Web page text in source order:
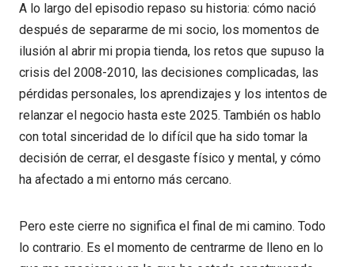
A lo largo del episodio repaso su historia: cómo nació
después de separarme de mi socio, los momentos de
ilusión al abrir mi propia tienda, los retos que supuso la
crisis del 2008-2010, las decisiones complicadas, las
pérdidas personales, los aprendizajes y los intentos de
relanzar el negocio hasta este 2025. También os hablo
con total sinceridad de lo difícil que ha sido tomar la
decisión de cerrar, el desgaste físico y mental, y cómo
ha afectado a mi entorno más cercano.
Pero este cierre no significa el final de mi camino. Todo
lo contrario. Es el momento de centrarme de lleno en lo